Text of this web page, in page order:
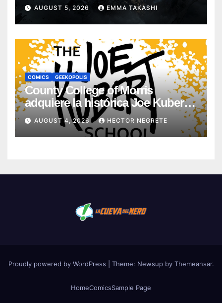
AUGUST 5, 2026 EMMA TAKASHI
COMICS GEEKOPOLIS
County College of Morris
adquiere la histórica Joe Kubert
School
AUGUST 4, 2026 HECTOR NEGRETE
Proudly powered by WordPress Theme: Newsupby Themeansar.
HomeComicsSample Page